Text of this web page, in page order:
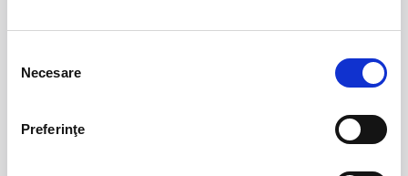
consimțământului
Necesare
Preferinţe
Complement adresa